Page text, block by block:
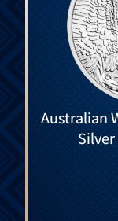
Australian
Silver